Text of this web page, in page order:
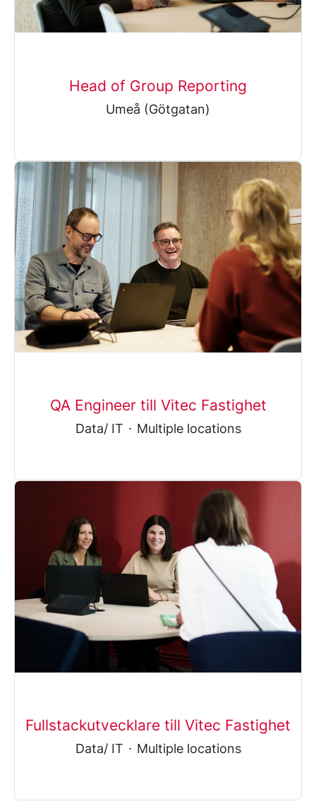
Head of Group Reporting
Umeå (Götgatan)
QA Engineer till Vitec Fastighet
Data/ IT · Multiple locations
Fullstackutvecklare till Vitec Fastighet
Data/ IT · Multiple locations